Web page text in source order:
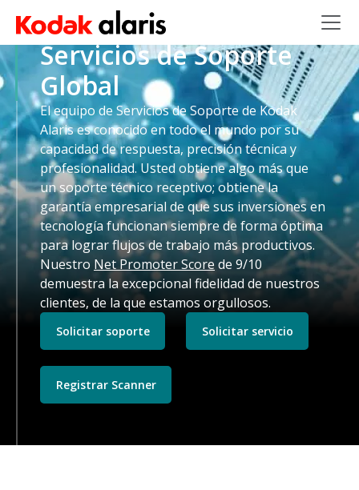
Skip to main content
Servicios de Soporte
Global
El equipo de Servicios de Soporte de Kodak
Alaris es conocido en todo el mundo por su
capacidad de respuesta, precisión técnica y
profesionalidad. Usted obtiene algo más que
un soporte técnico receptivo; obtiene la
garantía empresarial de que sus inversiones en
tecnología funcionan siempre de forma óptima
para lograr flujos de trabajo más productivos.
Nuestro Net Promoter Score de 9/10
demuestra la excepcional fidelidad de nuestros
clientes, de la que estamos orgullosos.
Solicitar soporte Solicitar servicio
Registrar Scanner